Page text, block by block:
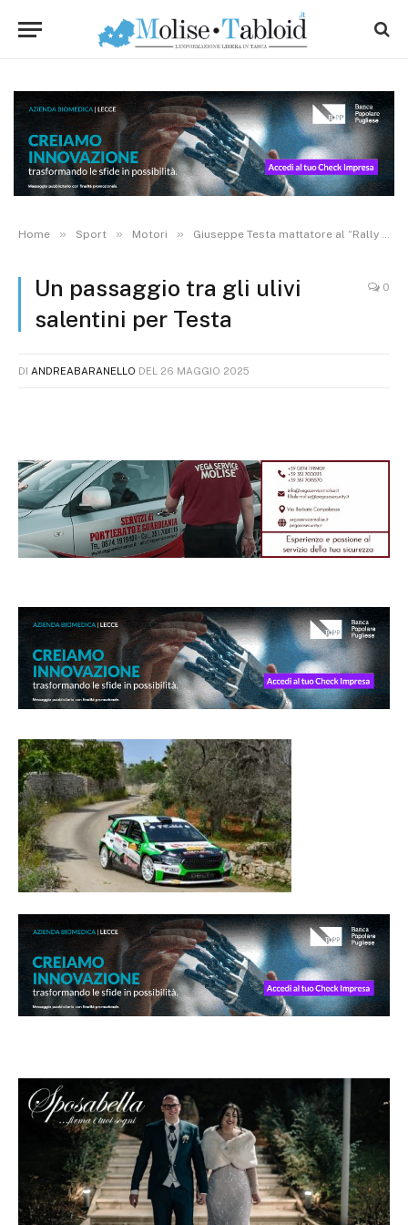
Home » Sport » Motori » Giuseppe Testa mattatore al “Rally del Salento”: successo e primato nel Trofeo Italiano Rally
Un passaggio tra gli ulivi
salentini per Testa
0
DI ANDREABARANELLO DEL 26 MAGGIO 2025